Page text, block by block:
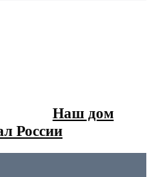
Наш дом
России